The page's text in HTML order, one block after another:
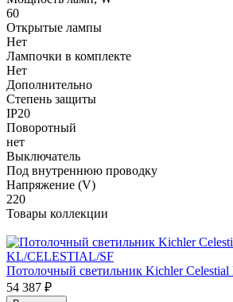
60
Открытые лампы
Нет
Лампочки в комплекте
Нет
Дополнительно
Степень защиты
IP20
Поворотный
нет
Выключатель
Под внутреннюю проводку
Напряжение (V)
220
Товары коллекции
Потолочный светильник Kichler
54 387 ₽